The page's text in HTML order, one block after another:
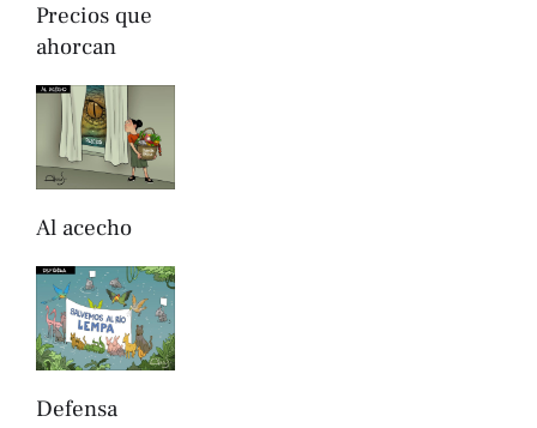
Precios que
ahorcan
Al acecho
Defensa